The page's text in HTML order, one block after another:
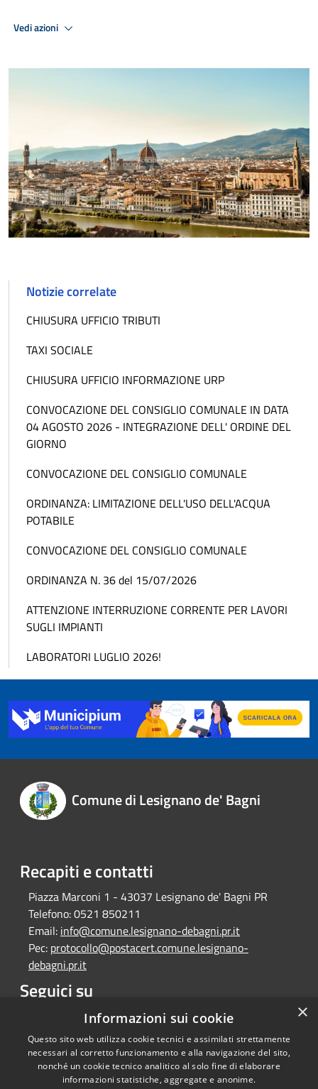
Vedi azioni
Notizie correlate
CHIUSURA UFFICIO TRIBUTI
TAXI SOCIALE
CHIUSURA UFFICIO INFORMAZIONE URP
CONVOCAZIONE DEL CONSIGLIO COMUNALE IN DATA
04 AGOSTO 2026 - INTEGRAZIONE DELL' ORDINE DEL
GIORNO
CONVOCAZIONE DEL CONSIGLIO COMUNALE
ORDINANZA: LIMITAZIONE DELL'USO DELL'ACQUA
POTABILE
CONVOCAZIONE DEL CONSIGLIO COMUNALE
ORDINANZA N. 36 del 15/07/2026
ATTENZIONE INTERRUZIONE CORRENTE PER LAVORI
SUGLI IMPIANTI
LABORATORI LUGLIO 2026!
Comune di Lesignano de' Bagni
Recapiti e contatti
Piazza Marconi 1 - 43037 Lesignano de' Bagni PR
Telefono:0521 850211
Email: info@comune.lesignano-debagni.pr.it
Pec: protocollo@postacert.comune.lesignano-
debagni.pr.it
Seguici su
Facebook
Copyright © 2026 • Comune di
×
Informazioni sui cookie
Questo sito web utilizza cookie tecnici e assimilati strettamente
necessari al corretto funzionamento e alla navigazione del sito,
nonché un cookie tecnico analitico al solo fine di elaborare
informazioni statistiche, aggregate e anonime.